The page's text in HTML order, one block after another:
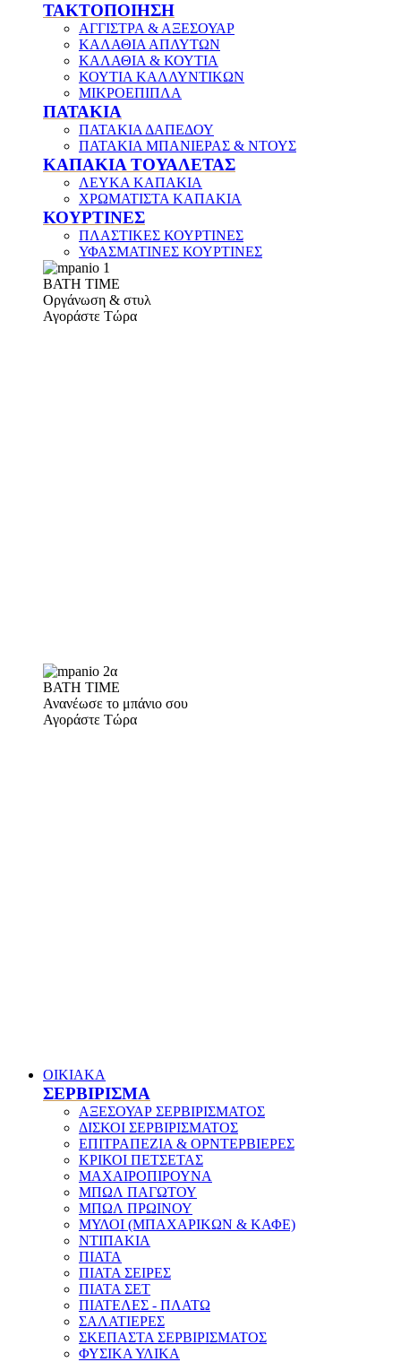
ΤΑΚΤΟΠΟΙΗΣΗ
ΑΓΓΙΣΤΡΑ & ΑΞΕΣΟΥΑΡ
ΚΑΛΑΘΙΑ ΑΠΛΥΤΩΝ
ΚΑΛΑΘΙΑ & ΚΟΥΤΙΑ
ΚΟΥΤΙΑ ΚΑΛΛΥΝΤΙΚΩΝ
ΜΙΚΡΟΕΠΙΠΛΑ
ΠΑΤΑΚΙΑ
ΠΑΤΑΚΙΑ ΔΑΠΕΔΟΥ
ΠΑΤΑΚΙΑ ΜΠΑΝΙΕΡΑΣ & ΝΤΟΥΣ
ΚΑΠΑΚΙΑ ΤΟΥΑΛΕΤΑΣ
ΛΕΥΚΑ ΚΑΠΑΚΙΑ
ΧΡΩΜΑΤΙΣΤΑ ΚΑΠΑΚΙΑ
ΚΟΥΡΤΙΝΕΣ
ΠΛΑΣΤΙΚΕΣ ΚΟΥΡΤΙΝΕΣ
ΥΦΑΣΜΑΤΙΝΕΣ ΚΟΥΡΤΙΝΕΣ
ΒΑΤΗ ΤΙΜΕ
Οργάνωση & στυλ
Αγοράστε Τώρα
BATH TIME
Ανανέωσε το μπάνιο σου
Αγοράστε Τώρα
ΟΙΚΙΑΚΑ
ΣΕΡΒΙΡΙΣΜΑ
ΑΞΕΣΟΥΑΡ ΣΕΡΒΙΡΙΣΜΑΤΟΣ
ΔΙΣΚΟΙ ΣΕΡΒΙΡΙΣΜΑΤΟΣ
ΕΠΙΤΡΑΠΕΖΙΑ & ΟΡΝΤΕΡΒΙΕΡΕΣ
ΚΡΙΚΟΙ ΠΕΤΣΕΤΑΣ
ΜΑΧΑΙΡΟΠΙΡΟΥΝΑ
ΜΠΩΛ ΠΑΓΩΤΟΥ
ΜΠΩΛ ΠΡΩΙΝΟΥ
ΜΥΛΟΙ (ΜΠΑΧΑΡΙΚΩΝ & ΚΑΦΕ)
ΝΤΙΠΑΚΙΑ
ΠΙΑΤΑ
ΠΙΑΤΑ ΣΕΙΡΕΣ
ΠΙΑΤΑ ΣΕΤ
ΠΙΑΤΕΛΕΣ - ΠΛΑΤΩ
ΣΑΛΑΤΙΕΡΕΣ
ΣΚΕΠΑΣΤΑ ΣΕΡΒΙΡΙΣΜΑΤΟΣ
ΦΥΣΙΚΑ ΥΛΙΚΑ